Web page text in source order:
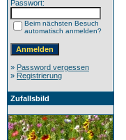
Passwort:
Beim nächsten Besuch
automatisch anmelden?
» Password vergessen
» Registrierung
Zufallsbild